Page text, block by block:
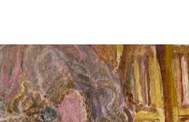
CONTACT